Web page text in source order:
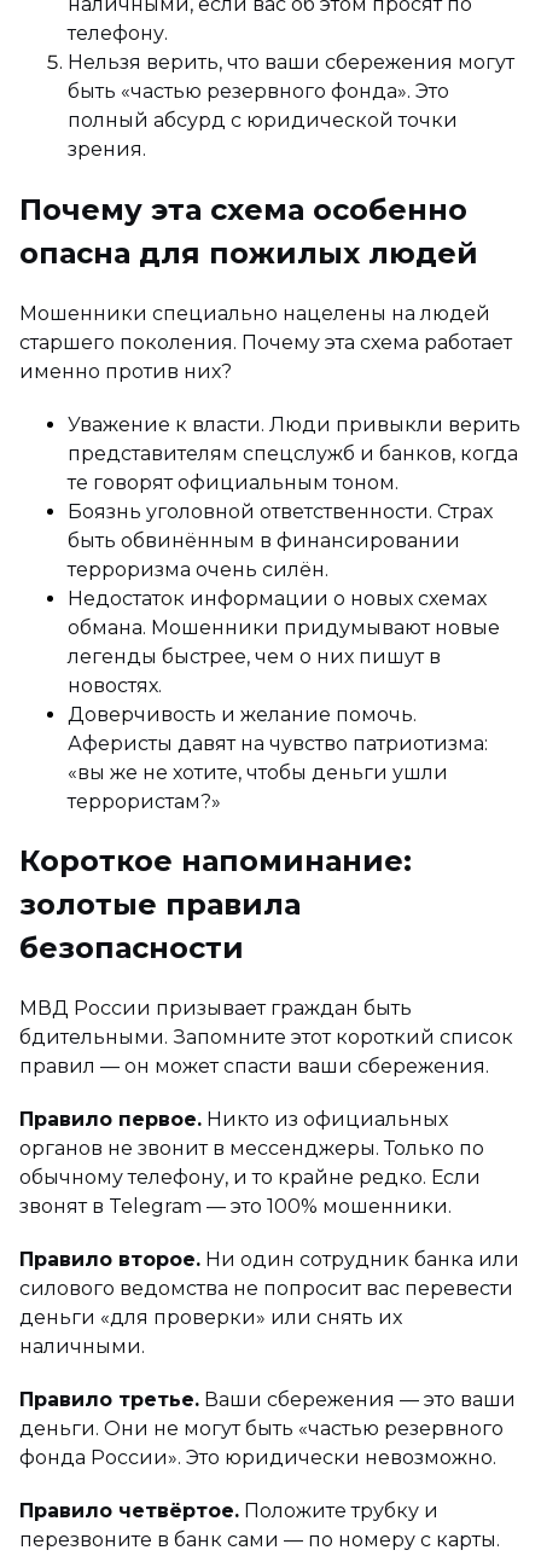
телефону.
Нельзя верить, что ваши сбережения могут
быть «частью резервного фонда». Это
полный абсурд с юридической точки
зрения.
Почему эта схема особенно
опасна для пожилых людей
Мошенники специально нацелены на людей
старшего поколения. Почему эта схема работает
именно против них?
Уважение к власти. Люди привыкли верить
представителям спецслужб и банков, когда
те говорят официальным тоном.
Боязнь уголовной ответственности. Страх
быть обвинённым в финансировании
терроризма очень силён.
Недостаток информации о новых схемах
обмана. Мошенники придумывают новые
легенды быстрее, чем о них пишут в
новостях.
Доверчивость и желание помочь.
Аферисты давят на чувство патриотизма:
«вы же не хотите, чтобы деньги ушли
террористам?»
Короткое напоминание:
золотые правила
безопасности
МВД России призывает граждан быть
бдительными. Запомните этот короткий список
правил — он может спасти ваши сбережения.
Правило первое. Никто из официальных
органов не звонит в мессенджеры. Только по
обычному телефону, и то крайне редко. Если
звонят в Telegram — это 100% мошенники.
Правило второе. Ни один сотрудник банка или
силового ведомства не попросит вас перевести
деньги «для проверки» или снять их
наличными.
Правило третье. Ваши сбережения — это ваши
деньги. Они не могут быть «частью резервного
фонда России». Это юридически невозможно.
Правило четвёртое. Положите трубку и
перезвоните в банк сами — по номеру с карты.